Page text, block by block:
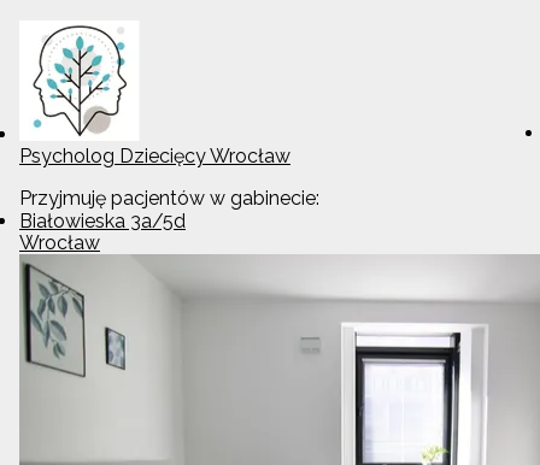
Psycholog Dziecięcy Wrocław
Przyjmuję pacjentów w gabinecie:
Białowieska 3a/5d
Wrocław